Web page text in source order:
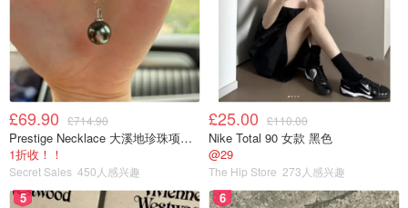
£69.90 £714.90
Prestige Necklace 大溪地珍珠项链 10-11mm
1折收！！
Secret Sales 450人感兴趣
£25.00 £110.00
Nike Total 90 女款 黑色
@29
The Hip Store 273人感兴趣
5 6